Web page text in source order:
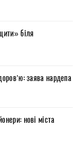
біля
заява нардепа
нові міста